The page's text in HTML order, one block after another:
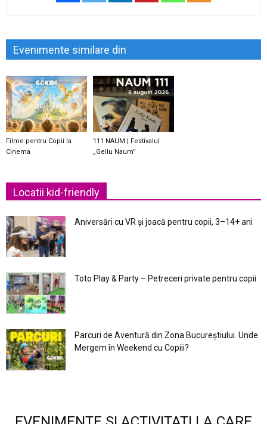
Evenimente similare din
Filme pentru Copii la
Cinema
111 NAUM | Festivalul
„Gellu Naum”
Locatii kid-friendly
Aniversări cu VR și joacă pentru copii, 3–14+ ani
Toto Play & Party – Petreceri private pentru copii
Parcuri de Aventură din Zona Bucureştiului. Unde
Mergem în Weekend cu Copiii?